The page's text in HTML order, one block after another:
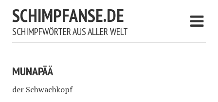
SCHIMPFANSE.DE
SCHIMPFWÖRTER AUS ALLER WELT
MUNAPÄÄ
der Schwachkopf